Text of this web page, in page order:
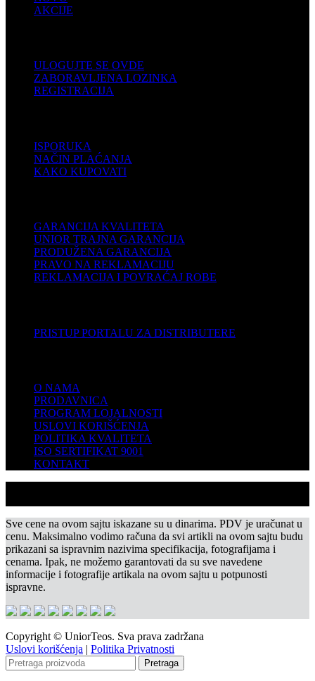
AKCIJE
ULOGUJTE SE OVDE
ZABORAVLJENA LOZINKA
REGISTRACIJA
ISPORUKA
NAČIN PLAĆANJA
KAKO KUPOVATI
GARANCIJA KVALITETA
UNIOR TRAJNA GARANCIJA
PRODUŽENA GARANCIJA
PRAVO NA REKLAMACIJU
REKLAMACIJA I POVRAĆAJ ROBE
PRISTUP PORTALU ZA DISTRIBUTERE
O NAMA
PRODAVNICA
PROGRAM LOJALNOSTI
USLOVI KORIŠĆENJA
POLITIKA KVALITETA
ISO SERTIFIKAT 9001
KONTAKT
Sve cene na ovom sajtu iskazane su u dinarima. PDV je uračunat u
cenu. Maksimalno vodimo računa da svi artikli na ovom sajtu budu
prikazani sa ispravnim nazivima specifikacija, fotografijama i
cenama. Ipak, ne možemo garantovati da su sve navedene
informacije i fotografije artikala na ovom sajtu u potpunosti
ispravne.
Copyright © UniorTeos. Sva prava zadržana
Uslovi korišćenja | Politika Privatnosti
Pretraga